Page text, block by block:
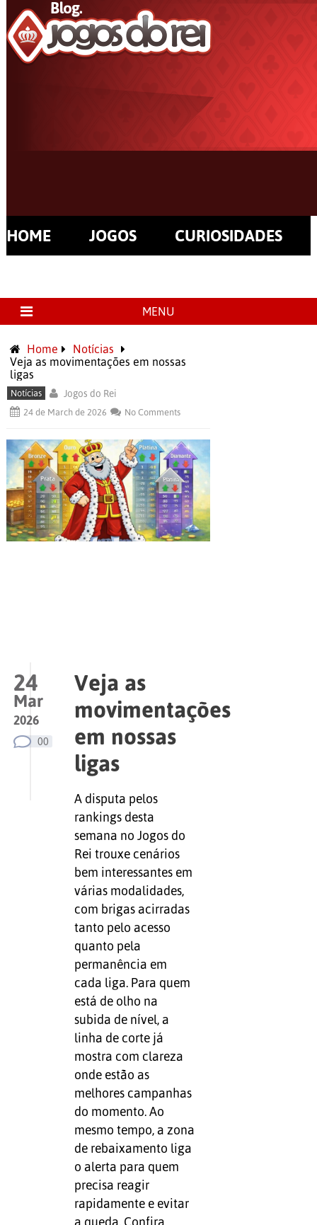
HOME JOGOS CURIOSIDADES
MENU
Home
Notícias
Veja as movimentações em nossas
ligas
Notícias Jogos do Rei
24 de March de 2026 No Comments
24
Mar
2026
00
Veja as
movimentações
em nossas
ligas
A disputa pelos
rankings desta
semana no Jogos do
Rei trouxe cenários
bem interessantes em
várias modalidades,
com brigas acirradas
tanto pelo acesso
quanto pela
permanência em
cada liga. Para quem
está de olho na
subida de nível, a
linha de corte já
mostra com clareza
onde estão as
melhores campanhas
do momento. Ao
mesmo tempo, a zona
de rebaixamento liga
o alerta para quem
precisa reagir
rapidamente e evitar
a queda. Confira